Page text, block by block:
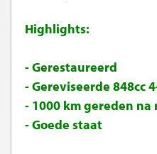
Highlights:
- Gerestaureerd
- Gereviseerde 848cc
- 1000 km gereden na
- Goede staat